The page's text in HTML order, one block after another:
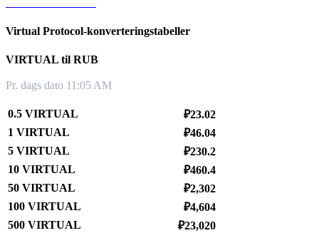
Virtual Protocol-konverteringstabeller
VIRTUAL til RUB
Pr. dags dato 11:05 AM
0.5 VIRTUAL
₽23.02
1 VIRTUAL
₽46.04
5 VIRTUAL
₽230.2
10 VIRTUAL
₽460.4
50 VIRTUAL
₽2,302
100 VIRTUAL
₽4,604
500 VIRTUAL
₽23,020